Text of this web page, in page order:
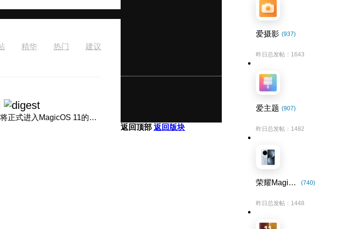
精华 热门 建议
[表情]盛夏正浓，体验进阶！产品经理回音壁8月体验升级资讯已送达！[表情]8月将正式进入MagicOS 11的升级节奏，内 ...
爱摄影 (937)
昨日总发帖：1643
爱主题 (907)
昨日总发帖：1482
荣耀Magic7系列 (740)
昨日总发帖：1448
返回顶部 返回版块